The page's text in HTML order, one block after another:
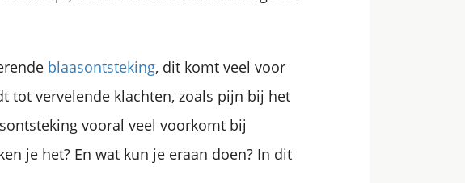
blaasontsteking, dit komt veel voor
tot vervelende klachten, zoals pijn bij het
vooral veel voorkomt bij
je het? En wat kun je eraan doen? In dit